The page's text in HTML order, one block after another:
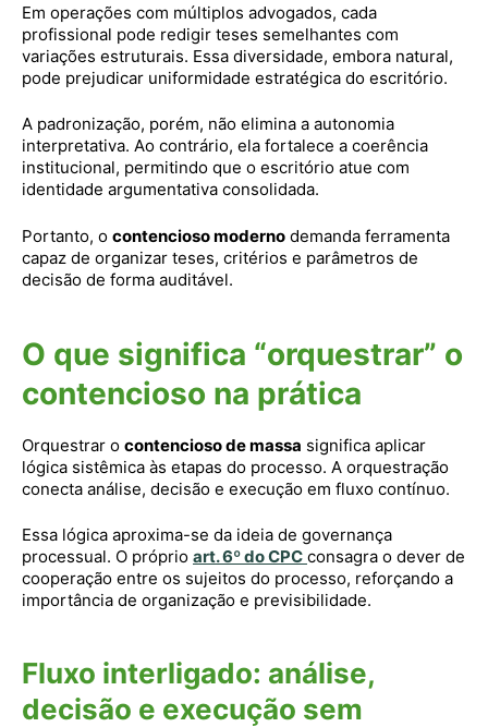
Em operações com múltiplos advogados, cada
profissional pode redigir teses semelhantes com
variações estruturais. Essa diversidade, embora natural,
pode prejudicar uniformidade estratégica do escritório.
A padronização, porém, não elimina a autonomia
interpretativa. Ao contrário, ela fortalece a coerência
institucional, permitindo que o escritório atue com
identidade argumentativa consolidada.
Portanto, o contencioso moderno demanda ferramenta
capaz de organizar teses, critérios e parâmetros de
decisão de forma auditável.
O que significa “orquestrar” o
contencioso na prática
Orquestrar o contencioso de massa significa aplicar
lógica sistêmica às etapas do processo. A orquestração
conecta análise, decisão e execução em fluxo contínuo.
Essa lógica aproxima-se da ideia de governança
processual. O próprio art. 6º do CPC consagra o dever de
cooperação entre os sujeitos do processo, reforçando a
importância de organização e previsibilidade.
Fluxo interligado: análise,
decisão e execução sem